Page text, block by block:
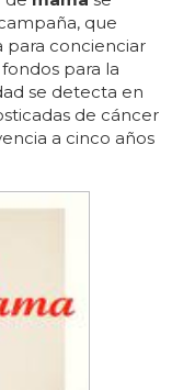
que
para concienciar
para la
se detecta en
de cáncer
a cinco años